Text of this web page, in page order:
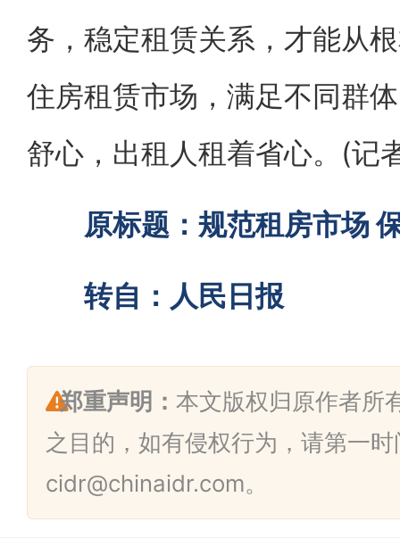
务，稳定租赁关系，才能从
住房租赁市场，满足不同群
舒心，出租人租着省心。(记
原标题：规范租房市场
转自：人民日报
郑重声明： 本文版权归原作者所
之目的，如有侵权行为，请第一
cidr@chinaidr.com。